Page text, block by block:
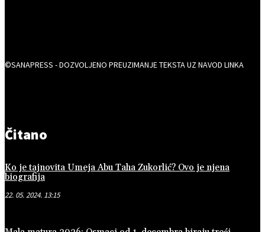
©SANAPRESS - DOZVOLJENO PREUZIMANJE TEKSTA UZ NAVOD LINKA
Čitano
Ko je tajnovita Umeja Abu Taha Zukorlić? Ovo je njena
biografija
22. 05. 2024. 13:15